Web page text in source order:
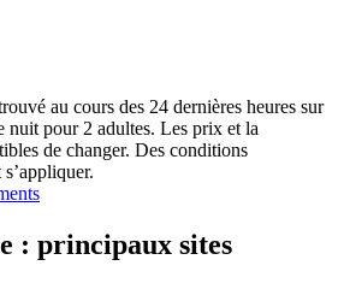
au cours des 24 dernières heures sur
nuit pour 2 adultes. Les prix et la
de changer. Des conditions
: principaux sites